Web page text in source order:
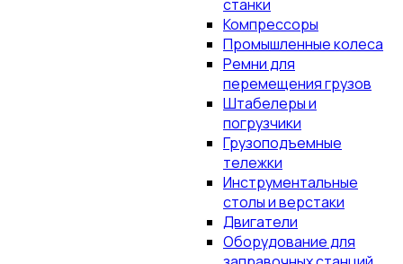
станки
Компрессоры
Промышленные колеса
Ремни для
перемещения грузов
Штабелеры и
погрузчики
Грузоподъемные
тележки
Инструментальные
столы и верстаки
Двигатели
Оборудование для